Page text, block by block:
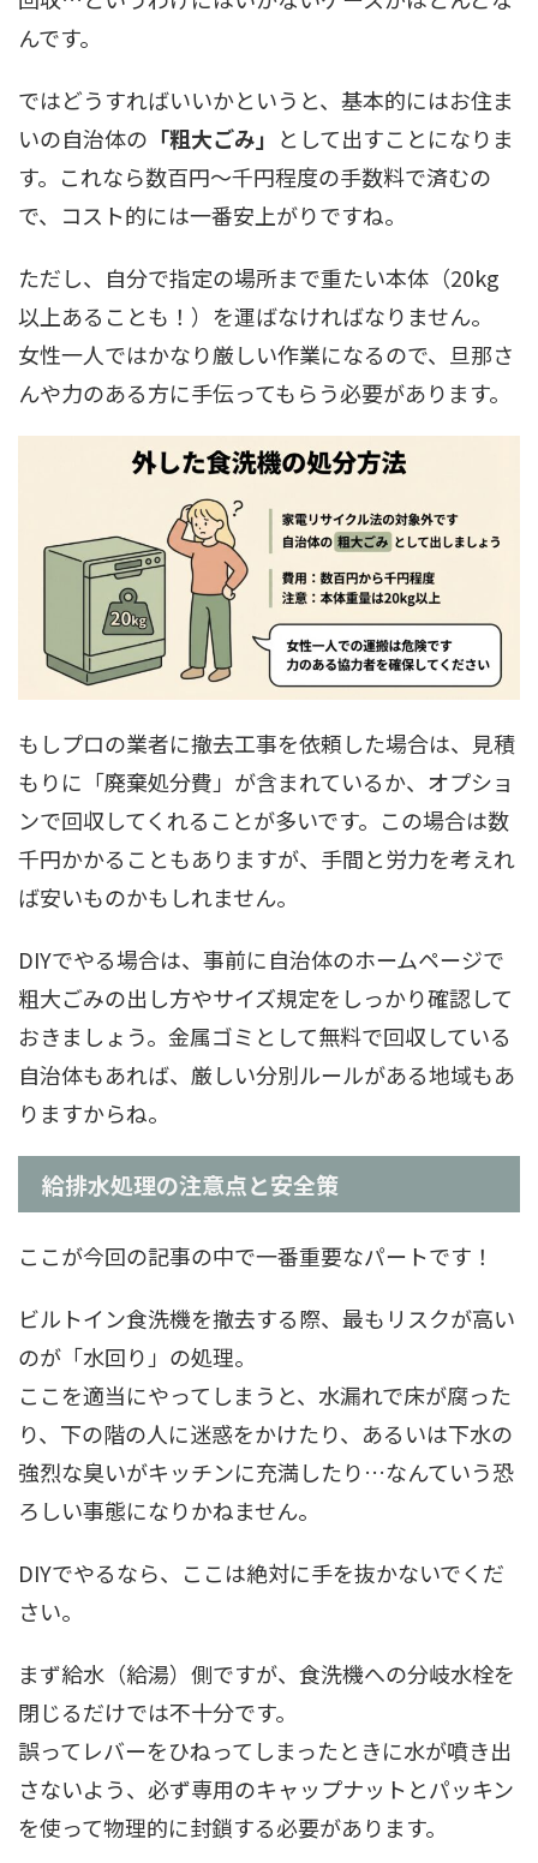
んです。
ではどうすればいいかというと、基本的にはお住ま
いの自治体の 「粗大ごみ」 として出すことになりま
す。これなら数百円〜千円程度の手数料で済むの
で、コスト的には一番安上がりですね。
ただし、自分で指定の場所まで重たい本体（20kg
以上あることも！）を運ばなければなりません。
女性一人ではかなり厳しい作業になるので、旦那さ
んや力のある方に手伝ってもらう必要があります。
もしプロの業者に撤去工事を依頼した場合は、見積
もりに「廃棄処分費」が含まれているか、オプショ
ンで回収してくれることが多いです。この場合は数
千円かかることもありますが、手間と労力を考えれ
ば安いものかもしれません。
DIYでやる場合は、事前に自治体のホームページで
粗大ごみの出し方やサイズ規定をしっかり確認して
おきましょう。金属ゴミとして無料で回収している
自治体もあれば、厳しい分別ルールがある地域もあ
りますからね。
給排水処理の注意点と安全策
ここが今回の記事の中で一番重要なパートです！
ビルトイン食洗機を撤去する際、最もリスクが高い
のが「水回り」の処理。
ここを適当にやってしまうと、水漏れで床が腐った
り、下の階の人に迷惑をかけたり、あるいは下水の
強烈な臭いがキッチンに充満したり…なんていう恐
ろしい事態になりかねません。
DIYでやるなら、ここは絶対に手を抜かないでくだ
さい。
まず給水（給湯）側ですが、食洗機への分岐水栓を
閉じるだけでは不十分です。
誤ってレバーをひねってしまったときに水が噴き出
さないよう、必ず専用のキャップナットとパッキン
を使って物理的に封鎖する必要があります。